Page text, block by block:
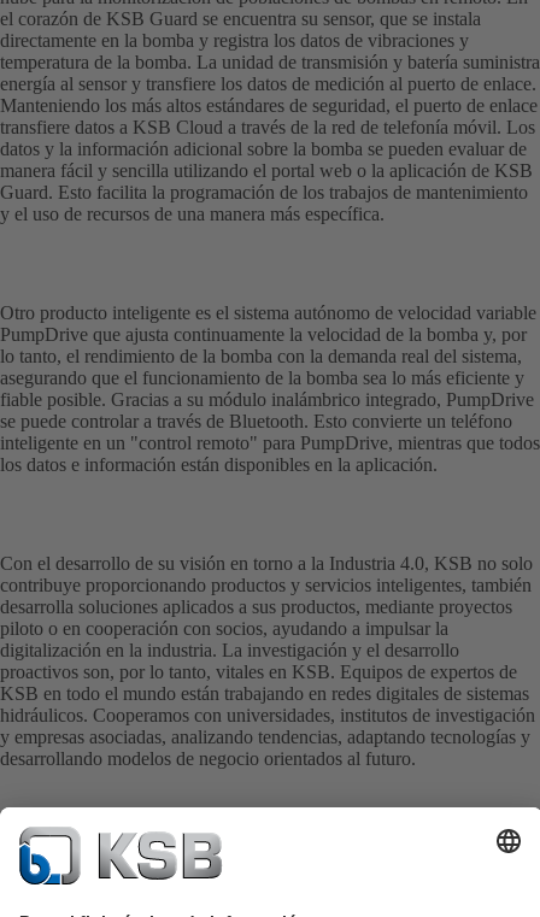
el corazón de KSB Guard se encuentra su sensor, que se instala
directamente en la bomba y registra los datos de vibraciones y
temperatura de la bomba. La unidad de transmisión y batería suministra
energía al sensor y transfiere los datos de medición al puerto de enlace.
Manteniendo los más altos estándares de seguridad, el puerto de enlace
transfiere datos a KSB Cloud a través de la red de telefonía móvil. Los
datos y la información adicional sobre la bomba se pueden evaluar de
manera fácil y sencilla utilizando el portal web o la aplicación de KSB
Guard. Esto facilita la programación de los trabajos de mantenimiento
y el uso de recursos de una manera más específica.
Otro producto inteligente es el sistema autónomo de velocidad variable
PumpDrive que ajusta continuamente la velocidad de la bomba y, por
lo tanto, el rendimiento de la bomba con la demanda real del sistema,
asegurando que el funcionamiento de la bomba sea lo más eficiente y
fiable posible. Gracias a su módulo inalámbrico integrado, PumpDrive
se puede controlar a través de Bluetooth. Esto convierte un teléfono
inteligente en un "control remoto" para PumpDrive, mientras que todos
los datos e información están disponibles en la aplicación.
Con el desarrollo de su visión en torno a la Industria 4.0, KSB no solo
contribuye proporcionando productos y servicios inteligentes, también
desarrolla soluciones aplicados a sus productos, mediante proyectos
piloto o en cooperación con socios, ayudando a impulsar la
digitalización en la industria. La investigación y el desarrollo
proactivos son, por lo tanto, vitales en KSB. Equipos de expertos de
KSB en todo el mundo están trabajando en redes digitales de sistemas
hidráulicos. Cooperamos con universidades, institutos de investigación
y empresas asociadas, analizando tendencias, adaptando tecnologías y
desarrollando modelos de negocio orientados al futuro.